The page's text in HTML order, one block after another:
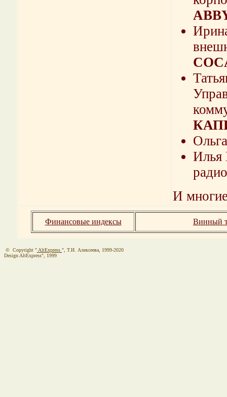
Илья
И
Финансовые индексы Винный
© Copyright " AltExpress ", Т.И. Алекcеева, 1999-2020
Design AltExpress", 1999